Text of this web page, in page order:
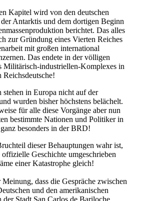
Kapitel wird von den deutschen
Antarktis und dem dortigen Beginn
berichtet. Das alles
zur Gründung eines Vierten Reiches
mit großen international
Das endete in der völligen
Militärisch-industriellen-Komplexes in
stehen in Europa nicht auf der
wurden bisher höchstens belächelt.
für alle diese Vorgänge aber nun
bestimmte Nationen und Politiker in
besonders in der BRD!
dieser Behauptungen wahr ist,
offizielle Geschichte umgeschrieben
einer Katastrophe gleich!
dass die Gespräche zwischen
und den amerikanischen
der Stadt San Carlos de Bariloche